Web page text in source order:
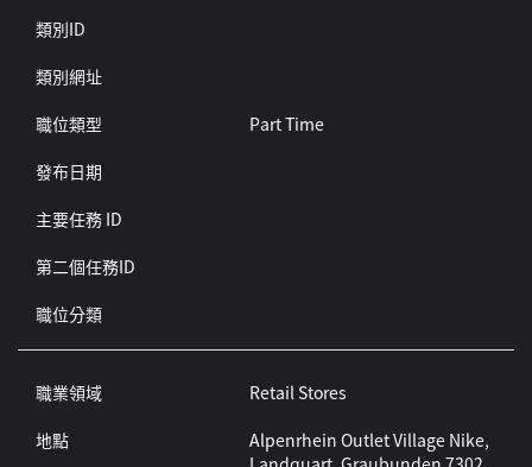
類別ID
類別網址
職位類型
Part Time
發布日期
主要任務 ID
第二個任務ID
職位分類
職業領域
Retail Stores
地點
Alpenrhein Outlet Village Nike,